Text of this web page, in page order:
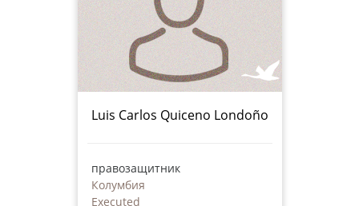
Luis Carlos Quiceno Londoño
правозащитник
Колумбия
Executed